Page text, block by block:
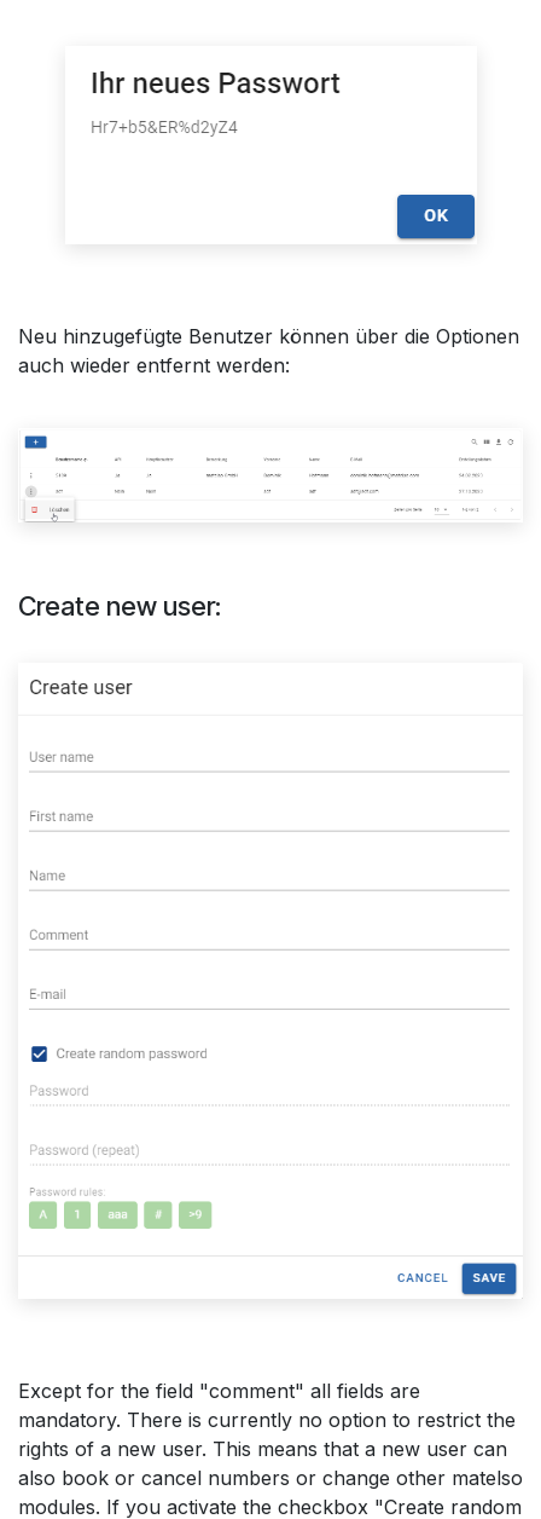
Neu hinzugefügte Benutzer können über die Optionen
auch wieder entfernt werden:
Create new user:
Except for the field "comment" all fields are
mandatory. There is currently no option to restrict the
rights of a new user. This means that a new user can
also book or cancel numbers or change other matelso
modules. If you activate the checkbox "Create random